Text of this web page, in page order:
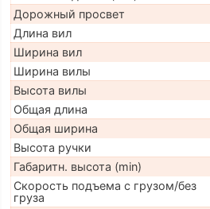
Дорожный просвет
Длина вил
Ширина вил
Ширина вилы
Высота вилы
Общая длина
Общая ширина
Высота ручки
Габаритн. высота (min)
Скорость подъема с грузом/без
груза